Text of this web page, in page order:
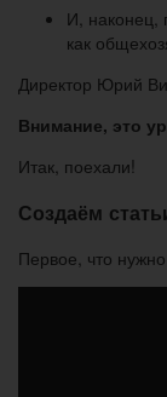
И, наконец,
как
Директор Юрий
Внимание, это
Итак, поехали!
Создаём
Первое, что